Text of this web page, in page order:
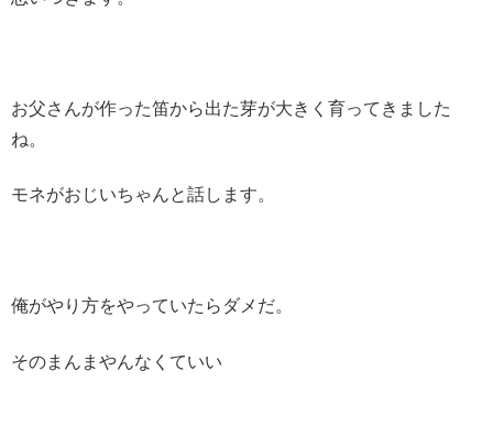
お父さんが作った笛から出た芽が大きく育ってきました
ね。
モネがおじいちゃんと話します。
俺がやり方をやっていたらダメだ。
そのまんまやんなくていい